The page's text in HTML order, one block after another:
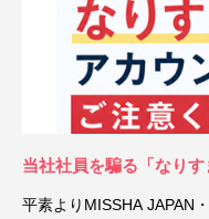
当社社員を騙る「なり
平素よりMISSHA JAPAN